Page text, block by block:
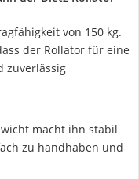
von 150 kg.
der Rollator für eine
zuverlässig
macht ihn stabil
zu handhaben und